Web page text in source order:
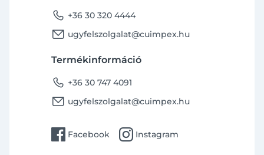
phone +36 30 320 4444
email ugyfelszolgalat@cuimpex.hu
Termékinformáció
phone +36 30 747 4091
email ugyfelszolgalat@cuimpex.hu
facebook Facebook instagram Instagram